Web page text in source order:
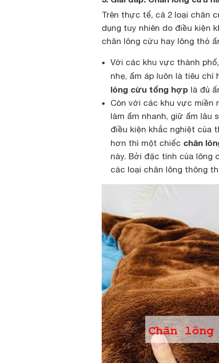
Trên thực tế, cả 2 loại chăn
dụng tuy nhiên do điều kiện
chăn lông cừu hay lông thỏ
Với các khu vực thành
nhẹ, ấm áp luôn là tiêu
lông cừu tổng hợp là đủ
Còn với các khu vực miền
làm ấm nhanh, giữ ấm lâu
điều kiện khắc nghiệt của
hơn thì một chiếc chăn
này. Bởi đặc tính của lông
các loại chăn lông thông